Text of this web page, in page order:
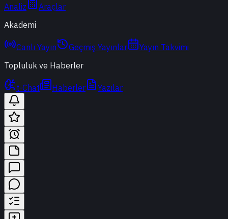
Analiz
Araçlar
Akademi
Canlı Yayın Geçmiş Yayınlar
Yayın Takvimi
Topluluk ve Haberler
t-Chat Haberler Yazılar